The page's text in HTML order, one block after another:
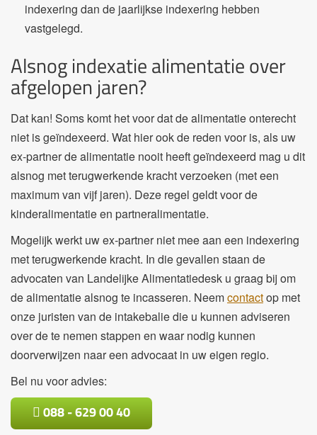
indexering dan de jaarlijkse indexering hebben
vastgelegd.
Alsnog indexatie alimentatie over
afgelopen jaren?
Dat kan! Soms komt het voor dat de alimentatie onterecht
niet is geïndexeerd. Wat hier ook de reden voor is, als uw
ex-partner de alimentatie nooit heeft geïndexeerd mag u dit
alsnog met terugwerkende kracht verzoeken (met een
maximum van vijf jaren). Deze regel geldt voor de
kinderalimentatie en partneralimentatie.
Mogelijk werkt uw ex-partner niet mee aan een indexering
met terugwerkende kracht. In die gevallen staan de
advocaten van Landelijke Alimentatiedesk u graag bij om
de alimentatie alsnog te incasseren. Neemcontactop met
onze juristen van de intakebalie die u kunnen adviseren
over de te nemen stappen en waar nodig kunnen
doorverwijzen naar een advocaat in uw eigen regio.
Bel nu voor advies:
088 - 629 00 40